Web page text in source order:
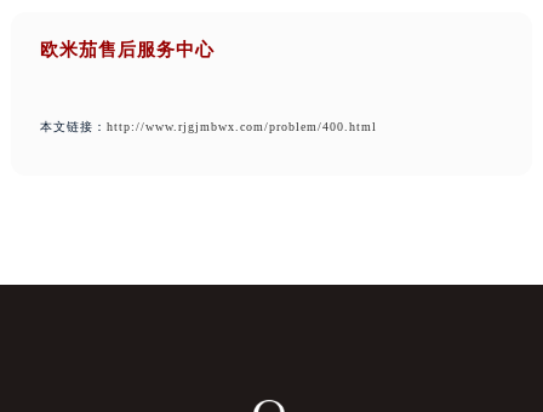
欧米茄售后服务中心
本文链接： http://www.rjgjmbwx.com/problem/400.html